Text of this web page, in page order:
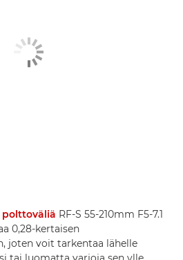
polttoväliä RF-S 55-210mm F5-7.1
0,28-kertaisen
joten voit tarkentaa lähelle